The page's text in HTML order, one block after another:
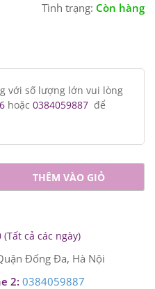
Tình trạng: Còn hàng
với số lượng lớn vui lòng
hoặc 0384059887 để
THÊM VÀO GIỎ
cả các ngày)
Đống Đa, Hà Nội
2: 0384059887